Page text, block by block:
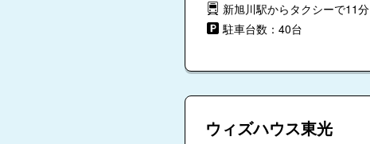
新旭川駅からタクシーで11分
駐車台数：40台
ウィズハウス東光